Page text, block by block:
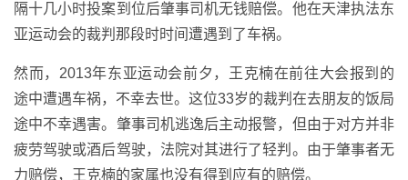
隔十几小时投案到位后肇事司机无钱赔偿。他在天津执法东
亚运动会的裁判那段时时间遭遇到了车祸。
然而，2013年东亚运动会前夕，王克楠在前往大会报到的
途中遭遇车祸，不幸去世。这位33岁的裁判在去朋友的饭局
途中不幸遇害。肇事司机逃逸后主动报警，但由于对方并非
疲劳驾驶或酒后驾驶，法院对其进行了轻判。由于肇事者无
力赔偿，王克楠的家属也没有得到应有的赔偿。